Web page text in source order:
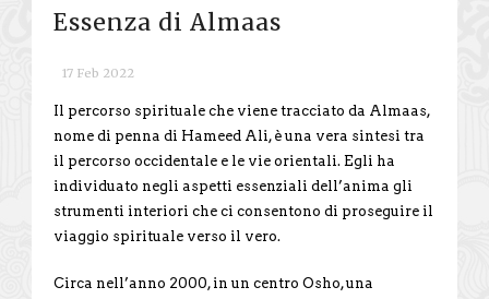
Essenza di Almaas
17 Feb 2022
Il percorso spirituale che viene tracciato da Almaas,
nome di penna di Hameed Ali, è una vera sintesi tra
il percorso occidentale e le vie orientali. Egli ha
individuato negli aspetti essenziali dell’anima gli
strumenti interiori che ci consentono di proseguire il
viaggio spirituale verso il vero.
Circa nell’anno 2000, in un centro Osho, una